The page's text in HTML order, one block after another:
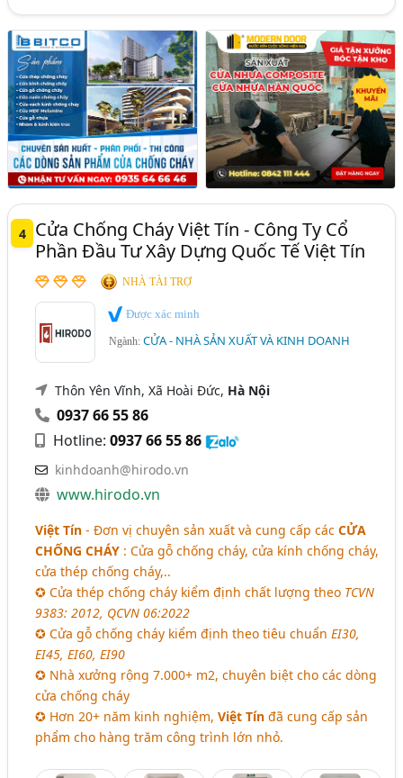
4
Cửa Chống Cháy Việt Tín - Công Ty Cổ
Phần Đầu Tư Xây Dựng Quốc Tế Việt Tín
NHÀ TÀI TRỢ
Được xác minh
Ngành:CỬA - NHÀ SẢN XUẤT VÀ KINH DOANH
Thôn Yên Vĩnh, Xã Hoài Đức, Hà Nội
0937 66 55 86
Hotline:0937 66 55 86
kinhdoanh@hirodo.vn
www.hirodo.vn
Việt Tín - Đơn vị chuyên sản xuất và cung cấp cácCỬA
CHỐNG CHÁY : Cửa gỗ chống cháy, cửa kính chống cháy,
cửa thép chống cháy,..
✪ Cửa thép chống cháy kiểm định chất lượng theo TCVN
9383: 2012, QCVN 06:2022
✪ Cửa gỗ chống cháy kiểm định theo tiêu chuẩnEI30,
EI45, EI60, EI90
✪ Nhà xưởng rộng 7.000+ m2, chuyên biệt cho các dòng
cửa chống cháy
✪ Hơn 20+ năm kinh nghiệm,Việt Tín đã cung cấp sản
phẩm cho hàng trăm công trình lớn nhỏ.